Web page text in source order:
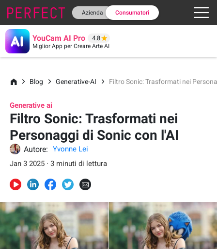
Azienda Consumatori
YouCam AI Pro 4.8
Miglior App per Creare Arte AI
Blog Generative-AI Filtro Sonic: Trasformati nei
Generative ai
Filtro Sonic: Trasformati nei
Personaggi di Sonic con l'AI
Autore:
Yvonne Lei
Jan 3 2025 · 3 minuti di lettura